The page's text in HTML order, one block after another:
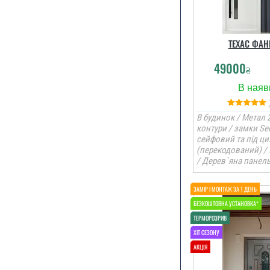
ТЕХАС
49000₴
В будинок / Метал
контури / замки
сейфовий та під
(перекодований)
/ Дерев`яна панель